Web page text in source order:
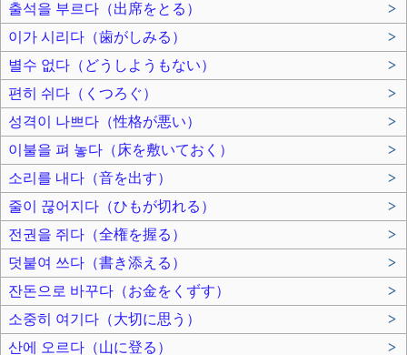
출석을 부르다（出席をとる）
>
이가 시리다（歯がしみる）
>
별수 없다（どうしようもない）
>
편히 쉬다（くつろぐ）
>
성격이 나쁘다（性格が悪い）
>
이불을 펴 놓다（床を敷いておく）
>
소리를 내다（音を出す）
>
줄이 끊어지다（ひもが切れる）
>
전권을 쥐다（全権を握る）
>
덧붙여 쓰다（書き添える）
>
잔돈으로 바꾸다（お金をくずす）
>
소중히 여기다（大切に思う）
>
산에 오르다（山に登る）
>